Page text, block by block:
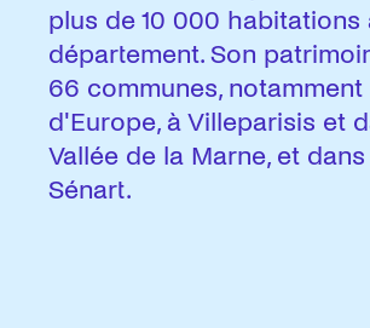
plus de 10 000
département. Son
66 communes,
d'Europe, à Villeparisis et
Vallée de la Marne, et
Sénart.